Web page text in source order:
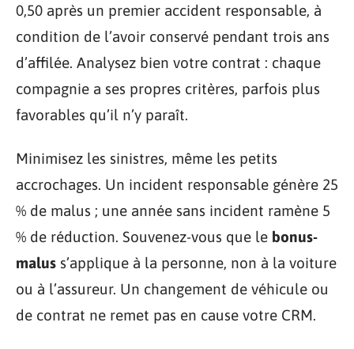
0,50 après un premier accident responsable, à
condition de l’avoir conservé pendant trois ans
d’affilée. Analysez bien votre contrat : chaque
compagnie a ses propres critères, parfois plus
favorables qu’il n’y paraît.
Minimisez les sinistres, même les petits
accrochages. Un incident responsable génère 25
% de malus ; une année sans incident ramène 5
% de réduction. Souvenez-vous que le bonus-
malus s’applique à la personne, non à la voiture
ou à l’assureur. Un changement de véhicule ou
de contrat ne remet pas en cause votre CRM.